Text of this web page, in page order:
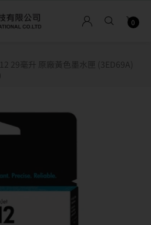
0
29毫升 原廠黃色墨水匣 (3ED69A)